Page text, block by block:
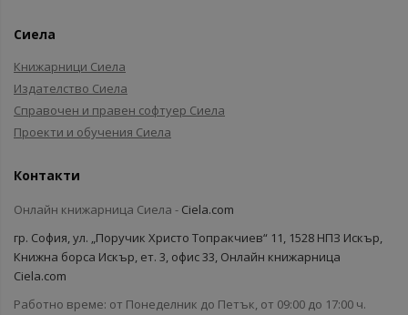
Сиела
Книжарници Сиела
Издателство Сиела
Справочен и правен софтуер Сиела
Проекти и обучения Сиела
Контакти
Онлайн книжарница Сиела - Ciela.com
гр. София, ул. „Поручик Христо Топракчиев“ 11, 1528 НПЗ Искър,
Книжна борса Искър, ет. 3, офис 33, Онлайн книжарница
Ciela.com
Работно време: от Понеделник до Петък, от 09:00 до 17:00 ч.